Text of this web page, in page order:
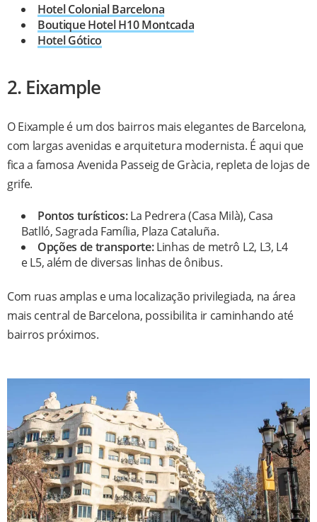
Hotel Colonial Barcelona
Boutique Hotel H10 Montcada
Hotel Gótico
2. Eixample
O Eixample é um dos bairros mais elegantes de Barcelona,
com largas avenidas e arquitetura modernista. É aqui que
fica a famosa Avenida Passeig de Gràcia, repleta de lojas de
grife.
Pontos turísticos:La Pedrera (Casa Milà), Casa
Batlló, Sagrada Família, Plaza Cataluña.
Opções de transporte:Linhas de metrô L2, L3, L4
e L5, além de diversas linhas de ônibus.
Com ruas amplas e uma localização privilegiada, na área
mais central de Barcelona, possibilita ir caminhando até
bairros próximos.